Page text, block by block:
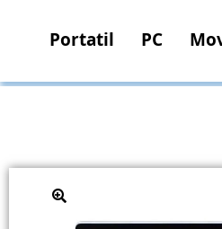
Portatil PC